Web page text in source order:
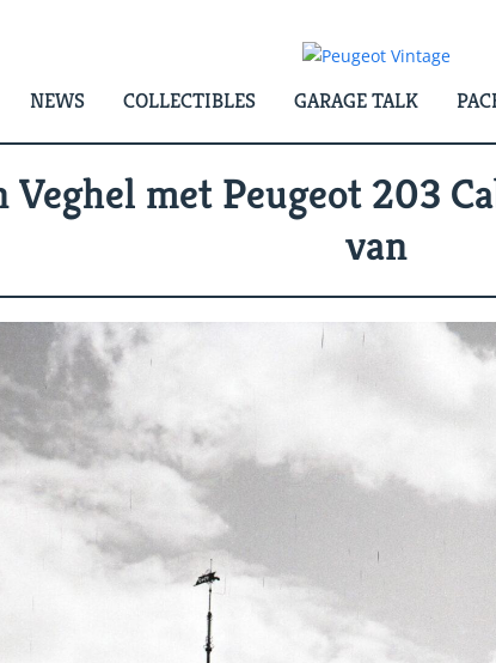
NEWS COLLECTIBLES GARAGE TALK
met Peugeot 203
van